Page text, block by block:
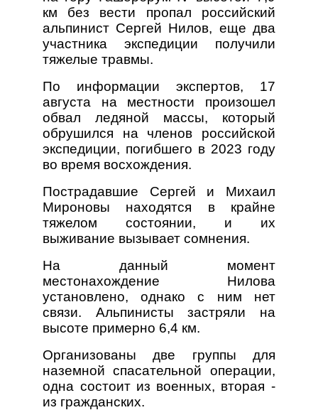
км без вести пропал российский
альпинист Сергей Нилов, еще два
участника экспедиции получили
тяжелые травмы.
По информации экспертов, 17
августа на местности произошел
обвал ледяной массы, который
обрушился на членов российской
экспедиции, погибшего в 2023 году
во время восхождения.
Пострадавшие Сергей и Михаил
Мироновы находятся в крайне
тяжелом состоянии, и их
выживание вызывает сомнения.
На данный момент
местонахождение Нилова
установлено, однако с ним нет
связи. Альпинисты застряли на
высоте примерно 6,4 км.
Организованы две группы для
наземной спасательной операции,
одна состоит из военных, вторая -
из гражданских.